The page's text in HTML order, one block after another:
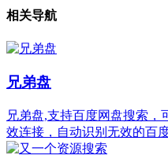
相关导航
兄弟盘
兄弟盘,支持百度网盘搜索
效连接，自动识别无效的百